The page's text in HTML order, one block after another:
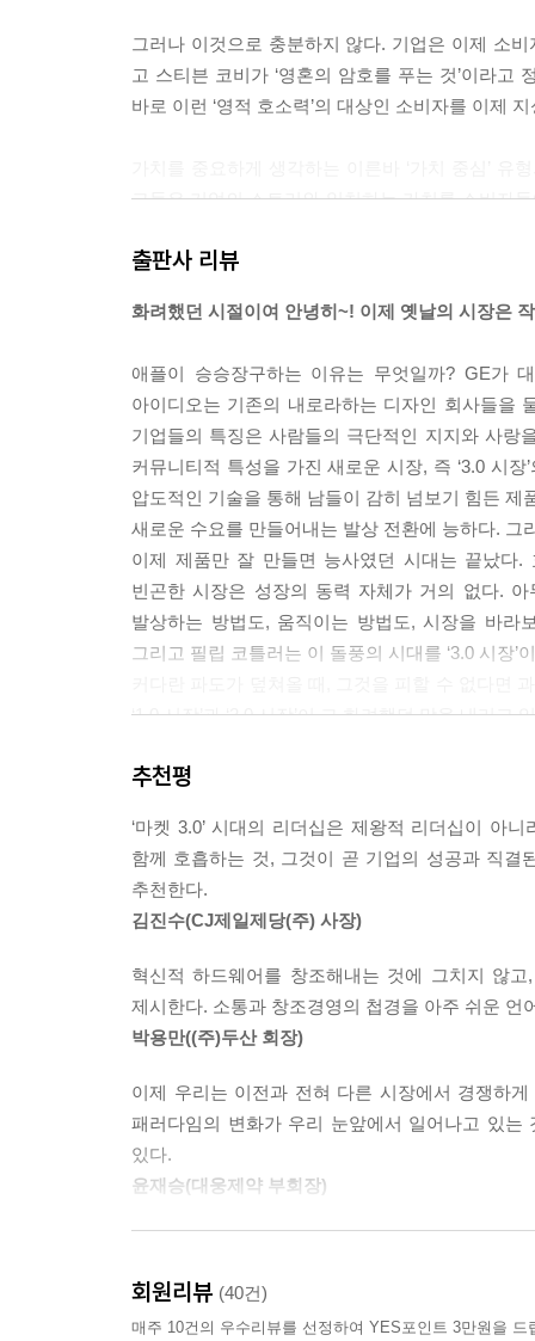
그러나 이것으로 충분하지 않다. 기업은 이제 소
고 스티븐 코비가 ‘영혼의 암호를 푸는 것’이라
바로 이런 ‘영적 호소력’의 대상인 소비자를 이제
그들은 기업의 스토리와 일치하는 가치를 소비자
될 브랜드 스토리의 일부가 될 것이다.---p.131
단언컨대 상류층 시장은 성숙하고 있으며 상류층
소해야 한다는 의미다.---p.171
여러 가지 혁신은 사람들을 매슬로우 피라미드의
인간 중심 디자인이라는 혁신적 접근법을 취한다
문에’, 혹은 ‘처음부터 이렇게 만들어왔기 때문에
0
비즈니스 세계의 지형은 끊임없이 변화한다. 경
고 변화를 예측하지 못하면, 기업은 시대에 뒤떨어
출판사 리뷰
화려했던 시절이여 안녕히~! 이제 옛날의 시장은
애플이 승승장구하는 이유는 무엇일까? GE가
아이디오는 기존의 내로라하는 디자인 회사들을
기업들의 특징은 사람들의 극단적인 지지와 사랑
커뮤니티적 특성을 가진 새로운 시장, 즉 ‘3.0 시
압도적인 기술을 통해 남들이 감히 넘보기 힘든
새로운 수요를 만들어내는 발상 전환에 능하다.
이제 제품만 잘 만들면 능사였던 시대는 끝났다
빈곤한 시장은 성장의 동력 자체가 거의 없다.
발상하는 방법도, 움직이는 방법도, 시장을 바라
그리고 필립 코틀러는 이 돌풍의 시대를 ‘3.0 시장’
‘1.0 시장’과 ‘2.0 시장’이 그 화려했던 막을 내리
‘마켓 3.0’의 시대, 무엇을 할 것인가?
세계는 도대체 어디를 향해 어떻게 나아가고 있는
변화에 대해 ‘무어라 단언해주는 이’가 없었다
방법으로 돌파해야 할지 혼란스러워하고 있다. 단
3.0》이 호쾌하게 메워준다. 읽는 것만으로도 시
짚어주는 GPS 시스템처럼 답답하고 혼란스러운
근원적으로 크게 다를 것이 없는 ‘1.0 시장’과
물리적이자 환경적인 터전이었다. 그러나 지금까
네트워크의 확산, 세계화라는 거대한 패러독스
필립 코틀러 박사가 명명한바 ‘마켓 3.0’은 우리
책을 통해 분명하게 밝아지는 것을 경험할 것이다.
추천평
‘마켓 3.0’ 시대의 리더십은 제왕적 리더십이 아
함께 호흡하는 것, 그것이 곧 기업의 성공과 직결
추천한다.
김진수(CJ제일제당(주) 사장)
혁신적 하드웨어를 창조해내는 것에 그치지 않
제시한다. 소통과 창조경영의 첩경을 아주 쉬운 언
박용만((주)두산 회장)
이제 우리는 이전과 전혀 다른 시장에서 경쟁하
패러다임의 변화가 우리 눈앞에서 일어나고 있
있다.
윤재승(대웅제약 부회장)
이병남(보스턴컨설팅그룹 대표)
회원리뷰 (40건)
매주 10건의 우수리뷰를 선정하여 YES포인트 3만원을 드